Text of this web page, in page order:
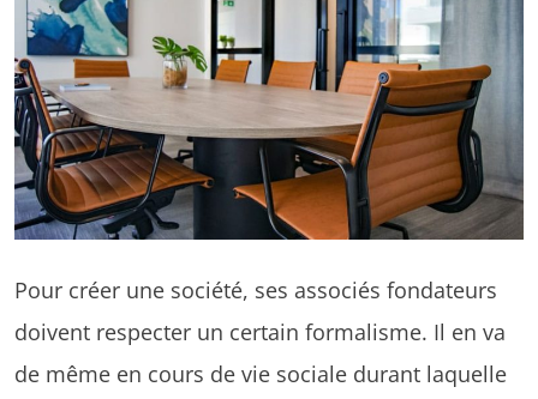
Pour créer une société, ses associés fondateurs
doivent respecter un certain formalisme. Il en va
de même en cours de vie sociale durant laquelle